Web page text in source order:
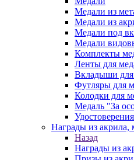
Медали из
Медали из
Медали под
Медали
Комплекты
Ленты для
Вкладыши для
Футляры для
Колодки для
Медаль "За
Награды из акрила,
Назад
Награды из